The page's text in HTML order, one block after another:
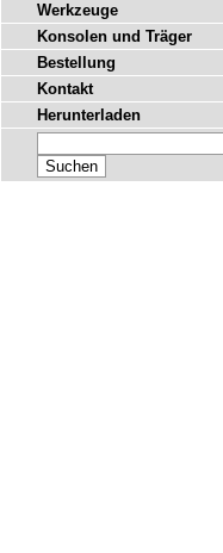
Werkzeuge
Konsolen und Träger
Bestellung
Kontakt
Herunterladen